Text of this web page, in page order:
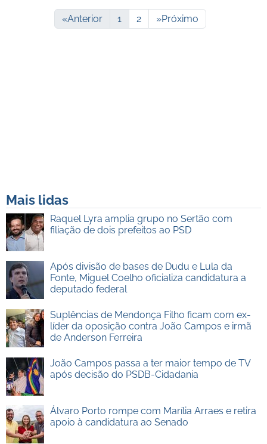
«Anterior 1 2 »Próximo
Mais lidas
Raquel Lyra amplia grupo no Sertão com
filiação de dois prefeitos ao PSD
Após divisão de bases de Dudu e Lula da
Fonte, Miguel Coelho oficializa candidatura a
deputado federal
Suplências de Mendonça Filho ficam com ex-
líder da oposição contra João Campos e irmã
de Anderson Ferreira
João Campos passa a ter maior tempo de TV
após decisão do PSDB-Cidadania
Álvaro Porto rompe com Marília Arraes e retira
apoio à candidatura ao Senado